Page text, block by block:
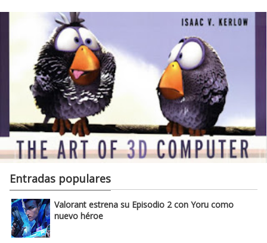
Entradas populares
Valorant estrena su Episodio 2 con Yoru como
nuevo héroe